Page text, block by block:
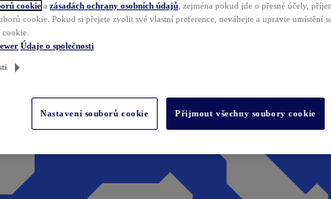
cookie a zásadách ochrany osobních údajů , zejména pokud jde o přesné účely,
cookie. Pokud si přejete zvolit své vlastní preference, neváhejte a upravte umístění
Údaje o společnosti
Nastavení souborů cookie Přijmout všechny soubory cookie